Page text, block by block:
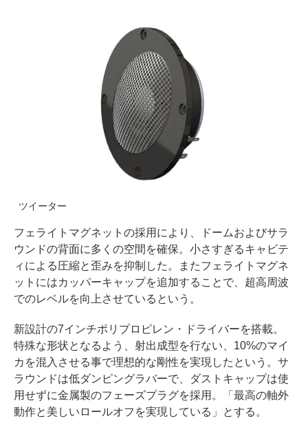
ツイーター
フェライトマグネットの採用により、ドームおよびサラ
ウンドの背面に多くの空間を確保。小さすぎるキャビテ
ィによる圧縮と歪みを抑制した。またフェライトマグネ
ットにはカッパーキャップを追加することで、超高周波
でのレベルを向上させているという。
新設計の7インチポリプロピレン・ドライバーを搭載。
特殊な形状となるよう、射出成型を行ない、10%のマイ
カを混入させる事で理想的な剛性を実現したという。サ
ラウンドは低ダンピングラバーで、ダストキャップは使
用せずに金属製のフェーズプラグを採用。「最高の軸外
動作と美しいロールオフを実現している」とする。